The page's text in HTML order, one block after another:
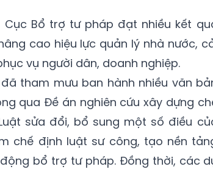
Bổ trợ tư pháp đạt nhiều kết
cao hiệu lực quản lý nhà nước,
vụ người dân, doanh nghiệp.
tham mưu ban hành nhiều văn
qua Đề án nghiên cứu xây dựng
sửa đổi, bổ sung một số điều
chế định luật sư công, tạo nền
bổ trợ tư pháp. Đồng thời, các